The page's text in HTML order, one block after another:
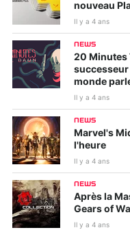
nouveau
Il y a 4 ans
NEWS
20 Minutes
successeur
monde
Il y a 4 ans
NEWS
Marvel's
l'heure
Il y a 4 ans
NEWS
Après la
Gears of
Il y a 4 ans